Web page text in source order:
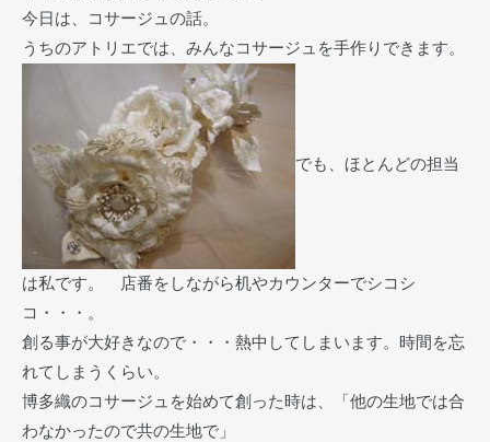
今日は、コサージュの話。
うちのアトリエでは、みんなコサージュを手作りできます。
でも、ほとんどの担当
は私です。 店番をしながら机やカウンターでシコシ
コ・・・。
創る事が大好きなので・・・熱中してしまいます。時間を忘
れてしまうくらい。
博多織のコサージュを始めて創った時は、「他の生地では合
わなかったので共の生地で」